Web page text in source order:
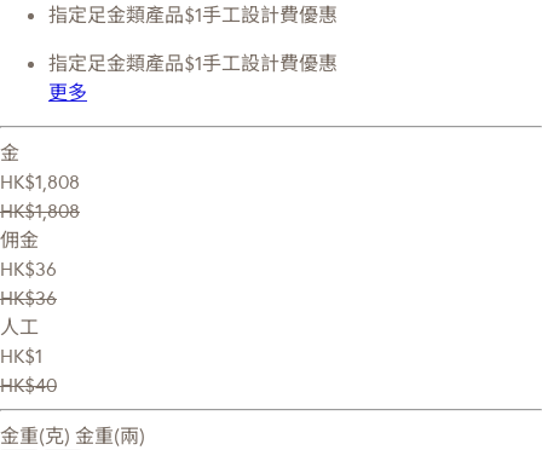
指定足金類產品$1手工設計費優惠
指定足金類產品$1手工設計費優惠
更多
金
HK$1,808
HK$1,808
佣金
HK$36
HK$36
人工
HK$1
HK$40
金重(克) 金重(兩)